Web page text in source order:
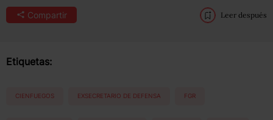
Compartir Leer después
Etiquetas:
CIENFUEGOS EXSECRETARIO DE DEFENSA FGR